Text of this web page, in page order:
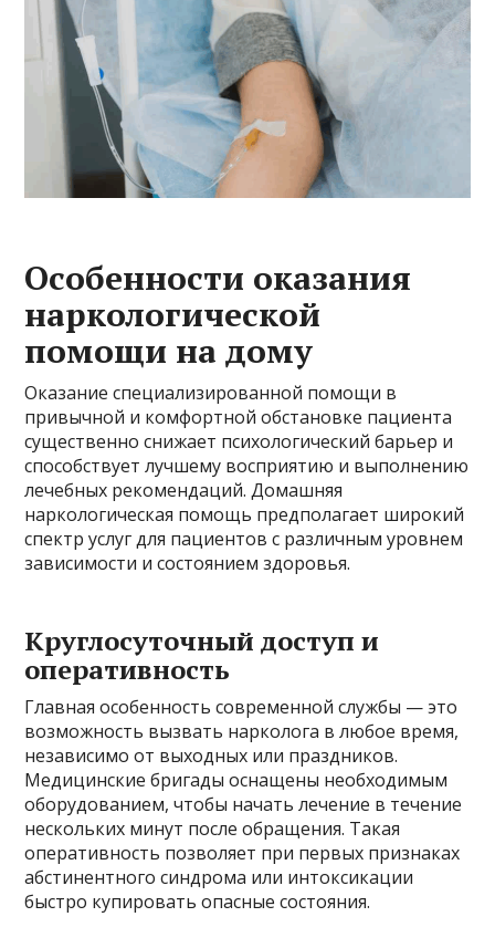
Особенности оказания
наркологической
помощи на дому
Оказание специализированной помощи в
привычной и комфортной обстановке пациента
существенно снижает психологический барьер и
способствует лучшему восприятию и выполнению
лечебных рекомендаций. Домашняя
наркологическая помощь предполагает широкий
спектр услуг для пациентов с различным уровнем
зависимости и состоянием здоровья.
Круглосуточный доступ и
оперативность
Главная особенность современной службы — это
возможность вызвать нарколога в любое время,
независимо от выходных или праздников.
Медицинские бригады оснащены необходимым
оборудованием, чтобы начать лечение в течение
нескольких минут после обращения. Такая
оперативность позволяет при первых признаках
абстинентного синдрома или интоксикации
быстро купировать опасные состояния.